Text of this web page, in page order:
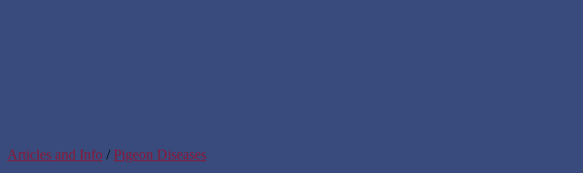
Articles and Info / Pigeon Diseases